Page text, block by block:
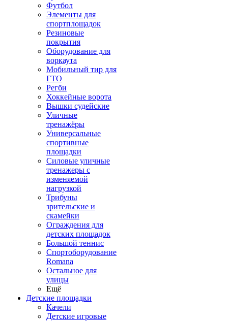
Футбол
Элементы для
спортплощадок
Резиновые
покрытия
Оборудование для
воркаута
Мобильный тир для
ГТО
Регби
Хоккейные ворота
Вышки судейские
Уличные
тренажёры
Универсальные
спортивные
площадки
Силовые уличные
тренажеры с
изменяемой
нагрузкой
Трибуны
зрительские и
скамейки
Ограждения для
детских площадок
Большой теннис
Спортоборудование
Romana
Остальное для
улицы
Ещё
Детские площадки
Качели
Детские игровые